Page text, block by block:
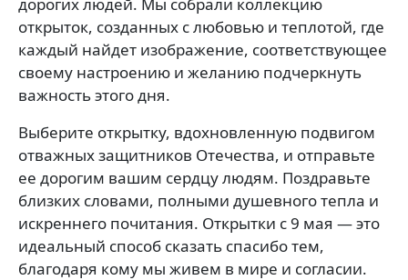
открыток, созданных с любовью и теплотой, где
каждый найдет изображение, соответствующее
своему настроению и желанию подчеркнуть
важность этого дня.
Выберите открытку, вдохновленную подвигом
отважных защитников Отечества, и отправьте
ее дорогим вашим сердцу людям. Поздравьте
близких словами, полными душевного тепла и
искреннего почитания. Открытки с 9 мая — это
идеальный способ сказать спасибо тем,
благодаря кому мы живем в мире и согласии.